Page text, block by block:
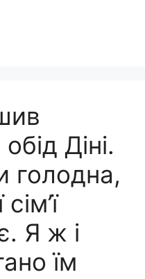
Діні.
голодна,
Я ж і
їм